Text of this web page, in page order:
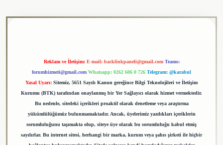
Reklam ve İletişim: E-mail: backlinkpaneli@gmail.com Teams:
forumhizmeti@gmail.com Whatsapp: 0262 606 0 726 Telegram: @karabul
Yasal Uyarı: Sitemiz, 5651 Sayılı Kanun gereğince Bilgi Teknolojileri ve İletişim
Kurumu (BTK) tarafından onaylanmış bir Yer Sağlayıcı olarak hizmet vermektedir.
Bu nedenle, sitedeki içerikleri proaktif olarak denetleme veya araştırma
yükümlülüğümüz bulunmamaktadır. Ancak, üyelerimiz yazdıkları içeriklerin
sorumluluğunu taşımakta olup, siteye üye olarak bu sorumluluğu kabul etmiş
sayılırlar. Bu internet sitesi, herhangi bir marka, kurum veya şahıs şirketi ile hiçbir